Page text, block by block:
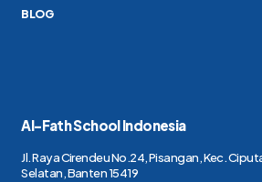
Al-Fath School Indonesia
Jl. Raya Cirendeu No.24, Pisangan, Kec.
Selatan, Banten 15419
BLOG